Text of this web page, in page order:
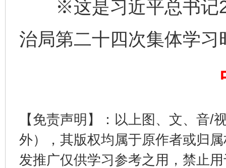
※这是习近平总书记
治局第二十四次集体学
【免责声明】：以上图、文、音/
外），其版权均属于原作者或归
发推广仅供学习参考之用，禁止
东山县通报“牛蛙产品抗生素超标问题” 法